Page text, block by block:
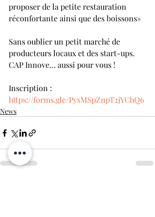
proposer de la petite restauration
réconfortante ainsi que des boissons»
Sans oublier un petit marché de
producteurs locaux et des start-ups.
CAP Innove… aussi pour vous !
Inscription :
https://forms.gle/PysMSpZnpT2jYChQ6
News